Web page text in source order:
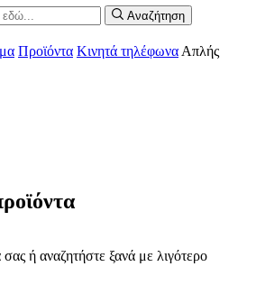
Αναζήτηση
Προϊόντα Κινητά τηλέφωνα Απλής
ή αναζητήστε ξανά με λιγότερο